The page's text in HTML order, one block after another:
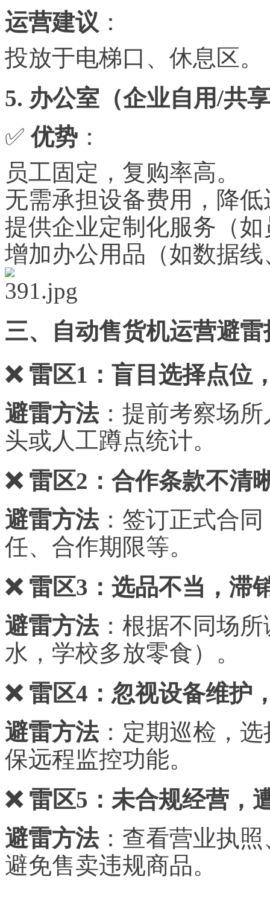
运营建议 ：
投放于电梯口、休息区。
5. 办公室（企业自用/共
✅优势 ：
员工固定，复购率高。
无需承担设备费用，降
提供企业定制化服务（
增加办公用品（如数据
三、自动售货机运营避雷
❌ 雷区1：盲目选择点位
避雷方法：提前考察场
头或人工蹲点统计。
❌ 雷区2：合作条款不清
避雷方法：签订正式合
任、合作期限等。
❌ 雷区3：选品不当，滞
避雷方法：根据不同场
水，学校多放零食）。
❌ 雷区4：忽视设备维护
避雷方法：定期巡检，
保远程监控功能。
❌ 雷区5：未合规经营，
避雷方法： 查看营业执
避免售卖违规商品。